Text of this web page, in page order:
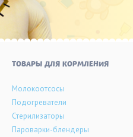
ТОВАРЫ ДЛЯ КОРМЛЕНИЯ
Молокоотсосы
Подогреватели
Стерилизаторы
Пароварки-блендеры